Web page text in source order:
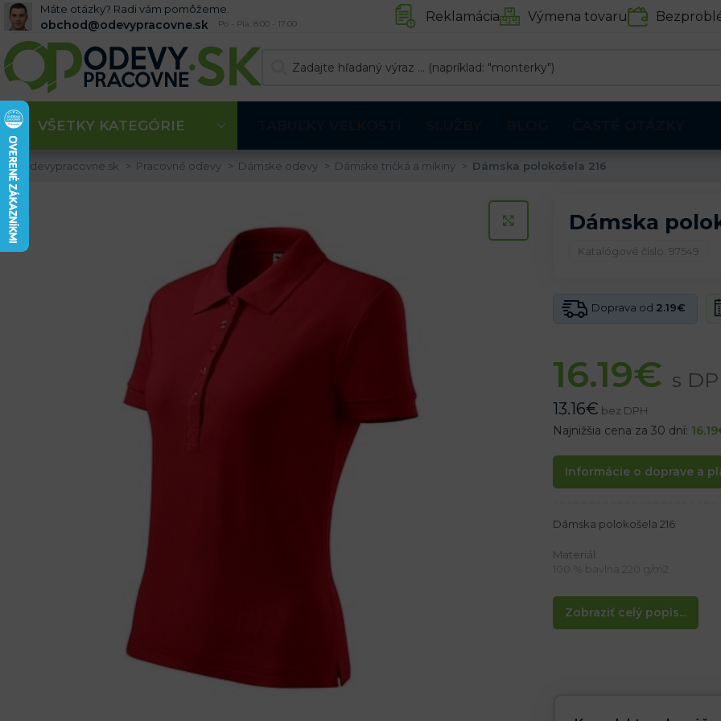
Máte otázky? Radi vám pomôžeme.
obchod@odevypracovne.sk Po - Pia: 8:00 - 17:00 Reklamácia Výmena tovaru
VŠETKY KATEGÓRIE
Odevypracovne.sk Pracovné odevy Dámske odevy Dámske tričká a mikiny Dámska polokošela 216
KLIKNITE PRE ZVÄČŠENIE
Dámska
Katalógové číslo: 97549
Doprava od 2.19€
16.19€ s
13.16€ bez DPH
Najnižšia cena za 30 dní: 16.19
Informácie o doprave a
Zobraziť celý popis...
Dámska polokošela 216
Materiál:
100 % bavlna 220 g/m2
Vlastnosti:
– Dámska polokošeľa s krátkym
– 5 gombíkov vo farbe